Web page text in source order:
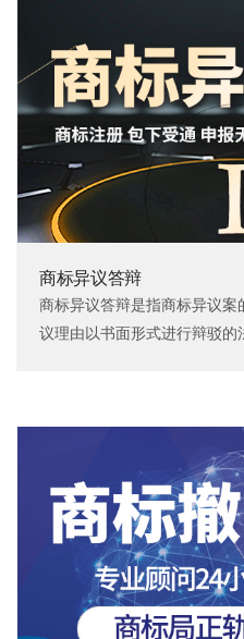
商标异议答辩
商标异议答辩是指商标异议
议理由以书面形式进行辩驳的